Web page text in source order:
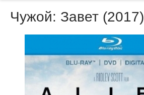
Чужой: Завет (2017)